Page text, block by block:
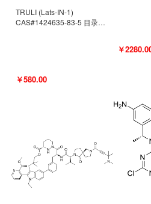
TRULI (Lats-IN-1)
CAS#1424635-83-5 目录号
￥580.00
￥